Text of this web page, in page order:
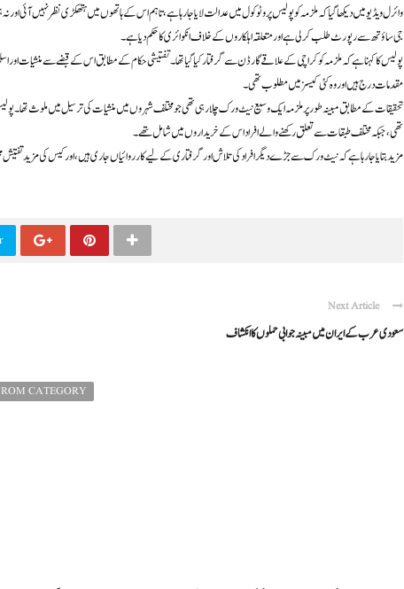
وائرل ویڈیو میں دیکھا گیا کہ ملزمہ کو پولیس پروٹوکول میں عدالت لایا جا رہا ہے، تاہم اس کے ہاتھوں میں ہتھکڑی نظر نہیں آئی
جی ساؤتھ سے رپورٹ طلب کر لی ہے اور متعلقہ اہلکاروں کے خلاف انکوائری کا حکم دیا ہے۔
پولیس کا کہنا ہے کہ ملزمہ کو کراچی کے علاقے گارڈن سے گرفتار کیا گیا تھا۔ تفتیشی حکام کے مطابق اس کے قبضے سے منشیات
مقدمات درج ہیں اور وہ کئی کیسز میں مطلوب تھی۔
تحقیقات کے مطابق مبینہ طور پر ملزمہ ایک وسیع نیٹ ورک چلا رہی تھی جو مختلف شہروں میں منشیات کی ترسیل میں ملوث
تھی، جبکہ مختلف طبقات سے تعلق رکھنے والے افراد اس کے خریداروں میں شامل تھے۔
مزید بتایا جا رہا ہے کہ نیٹ ورک سے جڑے دیگر افراد کی تلاش اور گرفتاری کے لیے کارروائیاں جاری ہیں، اور کیس کی مزید
Next Article
سعودی عرب کے ایران میں مبینہ جوابی حملوں کا انکشاف
CATEGORY